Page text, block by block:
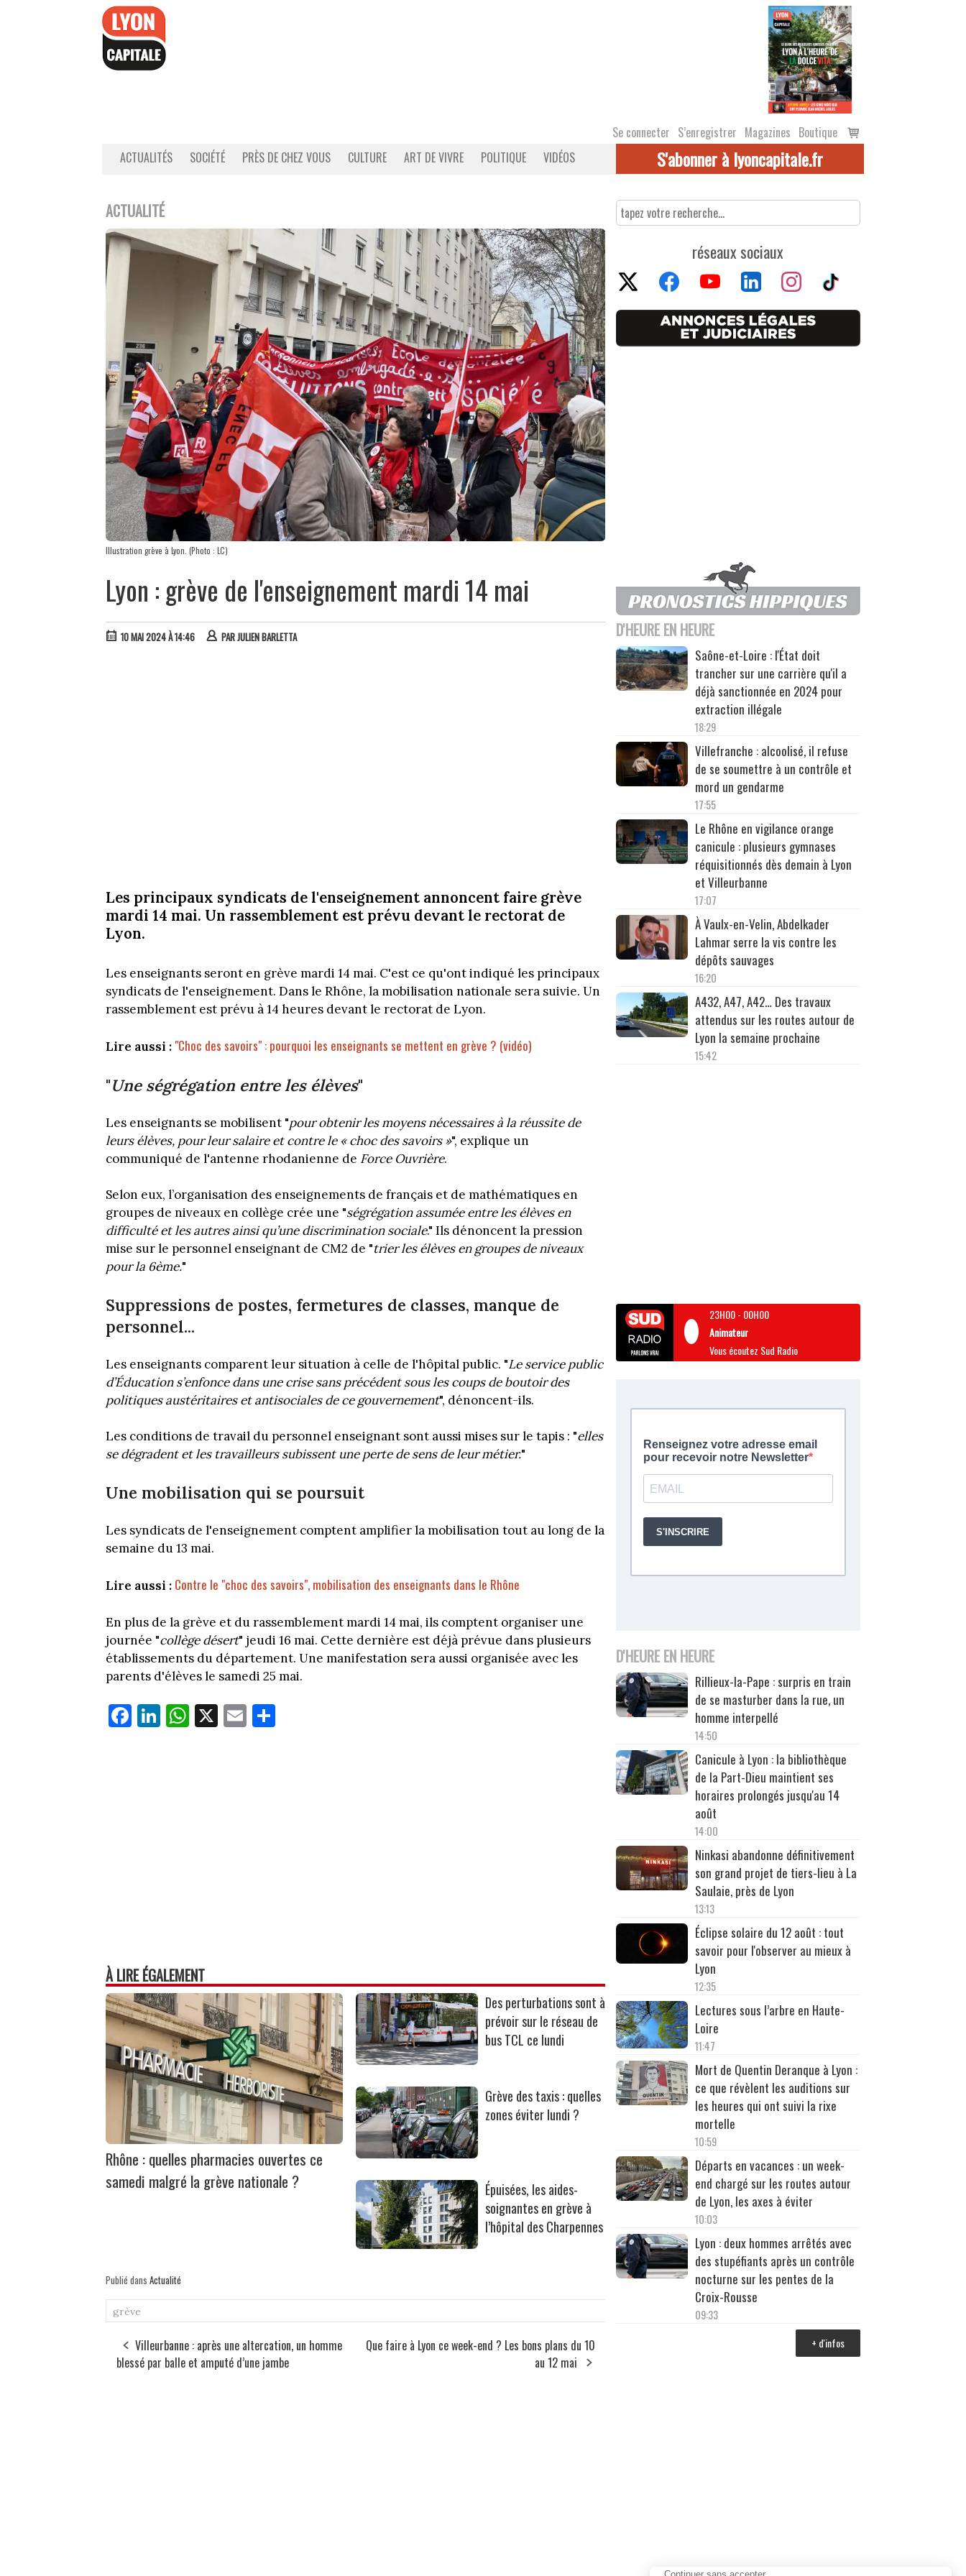
Se connecter S’enregistrer Magazines Boutique
Voir
le
ACTUALITÉS SOCIÉTÉ PRÈS DE CHEZ VOUS CULTURE ART DE VIVRE POLITIQUE VIDÉOS S'abonner à lyoncapitale.fr
ACTUALITÉ
Illustration grève à Lyon. (Photo : LC)
Lyon : grève de l'enseignement mardi 14 mai
10 MAI 2024 À 14:46 PARJULIEN BARLETTA
Les principaux syndicats de l'enseignement annoncent faire grève
mardi 14 mai. Un rassemblement est prévu devant le rectorat de
Lyon.
Les enseignants seront en grève mardi 14 mai. C'est ce qu'ont indiqué les principaux
syndicats de l'enseignement. Dans le Rhône, la mobilisation nationale sera suivie. Un
rassemblement est prévu à 14 heures devant le rectorat de Lyon.
Lire aussi : "Choc des savoirs" : pourquoi les enseignants se mettent en grève ? (vidéo)
"Une ségrégation entre les élèves"
Les enseignants se mobilisent "pour obtenir les moyens nécessaires à la réussite de
leurs élèves, pour leur salaire et contre le « choc des savoirs »", explique un
communiqué de l'antenne rhodanienne de Force Ouvrière.
Selon eux, l’organisation des enseignements de français et de mathématiques en
groupes de niveaux en collège crée une "ségrégation assumée entre les élèves en
difficulté et les autres ainsi qu’une discrimination sociale." Ils dénoncent la pression
mise sur le personnel enseignant de CM2 de "trier les élèves en groupes de niveaux
pour la 6ème."
Suppressions de postes, fermetures de classes, manque de
personnel...
Les enseignants comparent leur situation à celle de l'hôpital public. "Le service public
d’Éducation s’enfonce dans une crise sans précédent sous les coups de boutoir des
politiques austéritaires et antisociales de ce gouvernement", dénoncent-ils.
Les conditions de travail du personnel enseignant sont aussi mises sur le tapis : "elles
se dégradent et les travailleurs subissent une perte de sens de leur métier."
Une mobilisation qui se poursuit
Les syndicats de l'enseignement comptent amplifier la mobilisation tout au long de la
semaine du 13 mai.
Lire aussi : Contre le "choc des savoirs", mobilisation des enseignants dans le Rhône
En plus de la grève et du rassemblement mardi 14 mai, ils comptent organiser une
journée "collège désert" jeudi 16 mai. Cette dernière est déjà prévue dans plusieurs
établissements du département. Une manifestation sera aussi organisée avec les
parents d'élèves le samedi 25 mai.
Fa
ce
Li
nk
W
ha
X E
m
À LIRE ÉGALEMENT
Rhône : quelles pharmacies ouvertes ce
samedi malgré la grève nationale ?
Des perturbations sont à
prévoir sur le réseau de
bus TCL ce lundi
Grève des taxis : quelles
zones éviter lundi ?
Épuisées, les aides-
soignantes en grève à
l’hôpital des Charpennes
Publié dans Actualité
grève
Villeurbanne : après une altercation, un homme
blessé par balle et amputé d’une jambe
Que faire à Lyon ce week-end ? Les bons plans du 10
au 12 mai
réseaux sociaux
D'HEURE EN HEURE
Saône-et-Loire : l'État doit
trancher sur une carrière qu'il a
déjà sanctionnée en 2024 pour
extraction illégale
18:29
Villefranche : alcoolisé, il refuse
de se soumettre à un contrôle et
mord un gendarme
17:55
Le Rhône en vigilance orange
canicule : plusieurs gymnases
réquisitionnés dès demain à Lyon
et Villeurbanne
17:07
À Vaulx-en-Velin, Abdelkader
Lahmar serre la vis contre les
dépôts sauvages
16:20
A432, A47, A42… Des travaux
attendus sur les routes autour de
Lyon la semaine prochaine
15:42
23H00- 00H00
Animateur
Vous écoutez Sud Radio
D'HEURE EN HEURE
Rillieux-la-Pape : surpris en train
de se masturber dans la rue, un
homme interpellé
14:50
Canicule à Lyon : la bibliothèque
de la Part-Dieu maintient ses
horaires prolongés jusqu'au 14
août
14:00
Ninkasi abandonne définitivement
son grand projet de tiers-lieu à La
Saulaie, près de Lyon
13:13
Éclipse solaire du 12 août : tout
savoir pour l'observer au mieux à
Lyon
12:35
Lectures sous l’arbre en Haute-
Loire
11:47
Mort de Quentin Deranque à Lyon :
ce que révèlent les auditions sur
les heures qui ont suivi la rixe
mortelle
10:59
Départs en vacances : un week-
end chargé sur les routes autour
de Lyon, les axes à éviter
10:03
Lyon : deux hommes arrêtés avec
des stupéfiants après un contrôle
nocturne sur les pentes de la
Croix-Rousse
09:33
+ d'infos